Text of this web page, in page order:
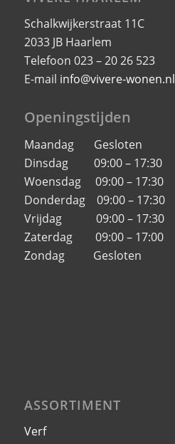
Schalkwijkerstraat 11C
2033 JB Haarlem
Telefoon 023 – 20 26 523
E-mail info@vivere-wonen.nl
Openingstijden
Maandag Gesloten
Dinsdag 09:00 – 17:30
Woensdag 09:00 – 17:30
Donderdag 09:00 – 17:30
Vrijdag 09:00 – 17:30
Zaterdag 09:00 – 17:00
Zondag Gesloten
ASSORTIMENT
Verf